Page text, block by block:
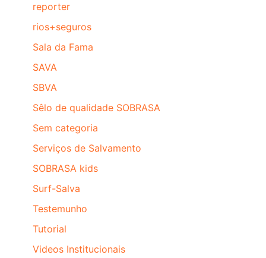
reporter
rios+seguros
Sala da Fama
SAVA
SBVA
Sêlo de qualidade SOBRASA
Sem categoria
Serviços de Salvamento
SOBRASA kids
Surf-Salva
Testemunho
Tutorial
Videos Institucionais